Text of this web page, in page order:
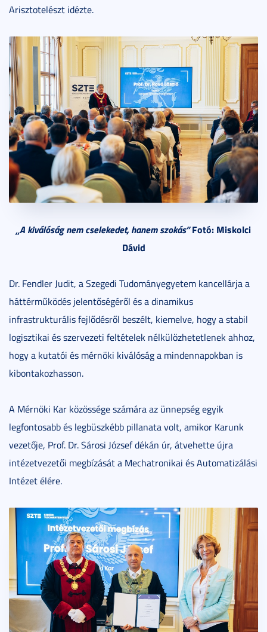
Arisztotelészt idézte.
„A kiválóság nem cselekedet, hanem szokás”Fotó: Miskolci
Dávid
Dr. Fendler Judit, a Szegedi Tudományegyetem kancellárja a
háttérműködés jelentőségéről és a dinamikus
infrastrukturális fejlődésről beszélt, kiemelve, hogy a stabil
logisztikai és szervezeti feltételek nélkülözhetetlenek ahhoz,
hogy a kutatói és mérnöki kiválóság a mindennapokban is
kibontakozhasson.
A Mérnöki Kar közössége számára az ünnepség egyik
legfontosabb és legbüszkébb pillanata volt, amikor Karunk
vezetője, Prof. Dr. Sárosi József dékán úr, átvehette újra
intézetvezetői megbízását a Mechatronikai és Automatizálási
Intézet élére.